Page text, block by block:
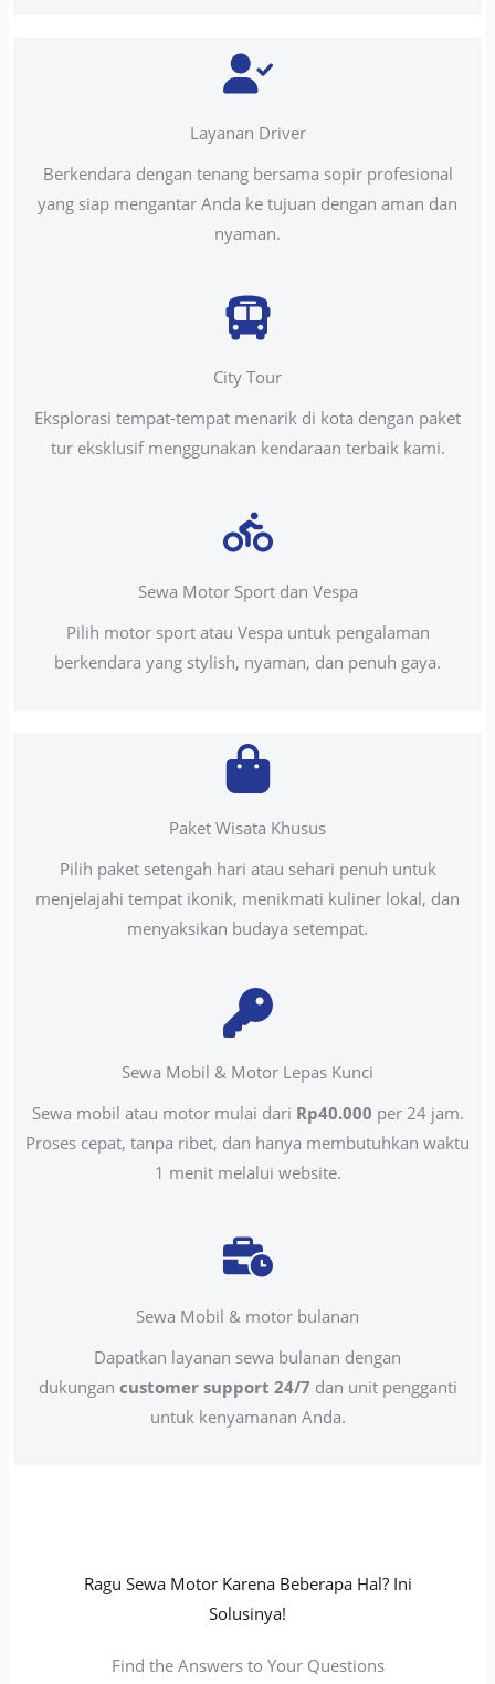
Layanan Driver
Berkendara dengan tenang bersama sopir profesional
yang siap mengantar Anda ke tujuan dengan aman dan
nyaman.
City Tour
Eksplorasi tempat-tempat menarik di kota dengan paket
tur eksklusif menggunakan kendaraan terbaik kami.
Sewa Motor Sport dan Vespa
Pilih motor sport atau Vespa untuk pengalaman
berkendara yang stylish, nyaman, dan penuh gaya.
Paket Wisata Khusus
Pilih paket setengah hari atau sehari penuh untuk
menjelajahi tempat ikonik, menikmati kuliner lokal, dan
menyaksikan budaya setempat.
Sewa Mobil & Motor Lepas Kunci
Sewa mobil atau motor mulai dari Rp40.000 per 24 jam.
Proses cepat, tanpa ribet, dan hanya membutuhkan waktu
1 menit melalui website.
Sewa Mobil & motor bulanan
Dapatkan layanan sewa bulanan dengan
dukungan customer support 24/7 dan unit pengganti
untuk kenyamanan Anda.
Ragu Sewa Motor Karena Beberapa Hal? Ini
Solusinya!
Find the Answers to Your Questions